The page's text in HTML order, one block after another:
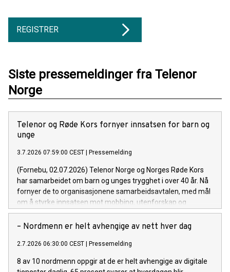
REGISTRER
Siste pressemeldinger fra Telenor
Norge
Telenor og Røde Kors fornyer innsatsen for barn og
unge
3.7.2026 07:59:00 CEST | Pressemelding
(Fornebu, 02.07.2026) Telenor Norge og Norges Røde Kors
har samarbeidet om barn og unges trygghet i over 40 år. Nå
fornyer de to organisasjonene samarbeidsavtalen, med mål
om å styrke innsatsen mot mobbing, utenforskap og
psykiske utfordringer i en hverdag som blir stadig mer digital.
– Nordmenn er helt avhengige av nett hver dag
2.7.2026 06:30:00 CEST | Pressemelding
8 av 10 nordmenn oppgir at de er helt avhengige av digitale